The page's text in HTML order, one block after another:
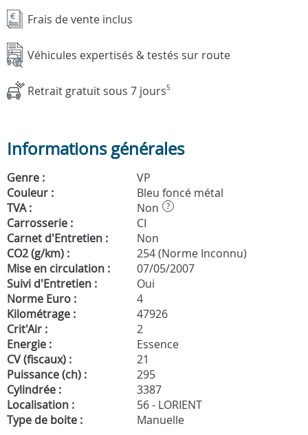
Frais de vente inclus
Véhicules expertisés & testés sur route
Retrait gratuit sous 7 jours5
Informations générales
Genre :
VP
Couleur :
Bleu foncé métal
TVA :
Non ?
Carrosserie :
CI
Carnet d'Entretien :
Non
CO2 (g/km) :
254 (Norme Inconnu)
Mise en circulation :
07/05/2007
Suivi d'Entretien :
Oui
Norme Euro :
4
Kilométrage :
47926
Crit'Air :
2
Energie :
Essence
CV (fiscaux) :
21
Puissance (ch) :
295
Cylindrée :
3387
Localisation :
56 - LORIENT
Type de boite :
Manuelle